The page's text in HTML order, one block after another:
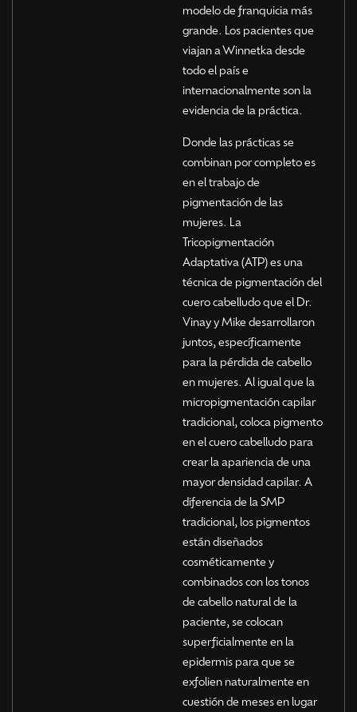
modelo de franquicia más
grande. Los pacientes que
viajan a Winnetka desde
todo el país e
internacionalmente son la
evidencia de la práctica.
Donde las prácticas se
combinan por completo es
en el trabajo de
pigmentación de las
mujeres. La
Tricopigmentación
Adaptativa (ATP) es una
técnica de pigmentación del
cuero cabelludo que el Dr.
Vinay y Mike desarrollaron
juntos, específicamente
para la pérdida de cabello
en mujeres. Al igual que la
micropigmentación capilar
tradicional, coloca pigmento
en el cuero cabelludo para
crear la apariencia de una
mayor densidad capilar. A
diferencia de la SMP
tradicional, los pigmentos
están diseñados
cosméticamente y
combinados con los tonos
de cabello natural de la
paciente, se colocan
superficialmente en la
epidermis para que se
exfolien naturalmente en
cuestión de meses en lugar